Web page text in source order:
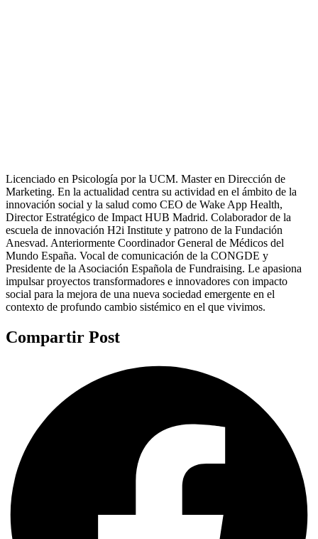
Licenciado en Psicología por la UCM. Master en Dirección de
Marketing. En la actualidad centra su actividad en el ámbito de la
innovación social y la salud como CEO de Wake App Health,
Director Estratégico de Impact HUB Madrid. Colaborador de la
escuela de innovación H2i Institute y patrono de la Fundación
Anesvad. Anteriormente Coordinador General de Médicos del
Mundo España. Vocal de comunicación de la CONGDE y
Presidente de la Asociación Española de Fundraising. Le apasiona
impulsar proyectos transformadores e innovadores con impacto
social para la mejora de una nueva sociedad emergente en el
contexto de profundo cambio sistémico en el que vivimos.
Compartir Post